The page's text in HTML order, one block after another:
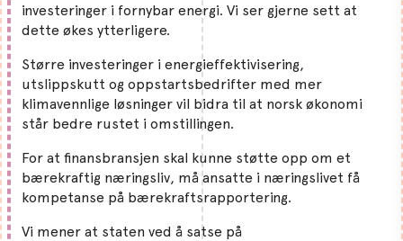
investeringer i fornybar energi. Vi ser gjerne sett at
dette økes ytterligere.
Større investeringer i energieffektivisering,
utslippskutt og oppstartsbedrifter med mer
klimavennlige løsninger vil bidra til at norsk økonomi
står bedre rustet i omstillingen.
For at finansbransjen skal kunne støtte opp om et
bærekraftig næringsliv, må ansatte i næringslivet få
kompetanse på bærekraftsrapportering.
Vi mener at staten ved å satse på